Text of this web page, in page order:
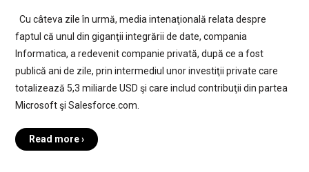
Cu câteva zile în urmă, media intenaţională relata despre
faptul că unul din giganţii integrării de date, compania
Informatica, a redevenit companie privată, după ce a fost
publică ani de zile, prin intermediul unor investiţii private care
totalizează 5,3 miliarde USD şi care includ contribuţii din partea
Microsoft şi Salesforce.com.
Read more ›